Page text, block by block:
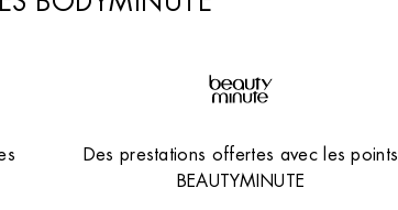
Des prestations offertes avec les points
BEAUTYMINUTE